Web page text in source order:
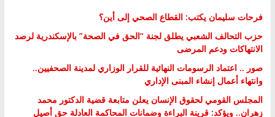
فرحات سليمان يكتب: القطاع الصحي إلى أين؟
حزب التحالف الشعبي يطلق لجنة “الحق في الصحة” بالإسكندرية لرصد
الانتهاكات ودعم المرضى
صور .. اعتماد الرسومات النهائية للقرار الوزاري لمدينة الصحفيين..
وانتهاء أعمال إنشاء المبنى الإداري
المجلس القومي لحقوق الإنسان يعلن متابعة قضية الدكتور محمد
زهران.. ويؤكد: قرينة البراءة وضمانات المحاكمة العادلة حق أصيل